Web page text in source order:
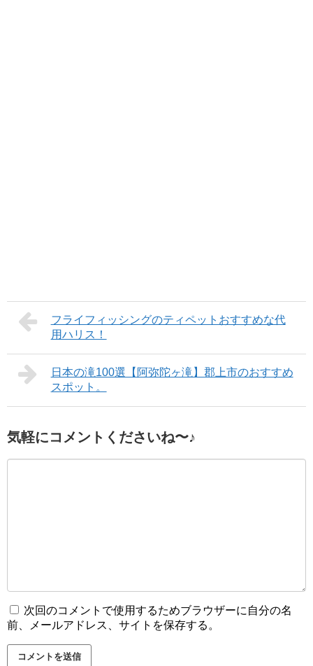
フライフィッシングのティペットおすすめな代
用ハリス！
日本の滝100選【阿弥陀ヶ滝】郡上市のおすすめ
スポット。
気軽にコメントくださいね〜♪
次回のコメントで使用するためブラウザーに自分の名
前、メールアドレス、サイトを保存する。